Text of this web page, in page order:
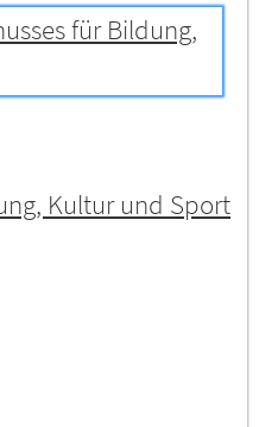
für Bildung,
Kultur und Sport